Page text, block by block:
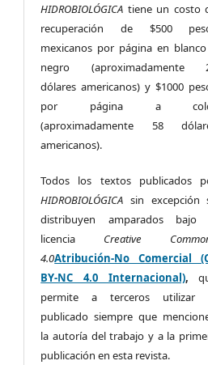
HIDROBIOLÓGICA tiene un costo
recuperación de $500
mexicanos por página en
negro (aproximadamente
dólares americanos) y $1000
por página a
(aproximadamente 58
americanos).
Todos los textos publicados
HIDROBIOLÓGICA sin excepción
distribuyen amparados bajo
licencia Creative
4.0Atribución-No Comercial
BY-NC 4.0 Internacional),
permite a terceros utilizar
publicado siempre que
la autoría del trabajo y a la
publicación en esta revista.